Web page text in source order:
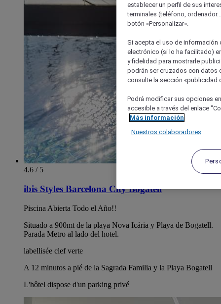
4.6 / 5
ibis Styles Barcelona City Bogatell
Piscina Abierta Todo el Año!!
Situado a 900mt de la playa Nova Icária y Playa de Bogatell.
Parada Metro al lado del hotel.
labellisée clef verte
A 12 minutos a pié de la Sagrada Familia y la Playa Bogatell
L'hôtel dispose d'un parking privé
establecer un perfil de sus
terminales (teléfono,
botón «Personalizar».
Si acepta el uso de
electrónico (si lo ha facilitado)
y fidelidad para mostrarle
podrán ser cruzados con datos
consulte la sección «publicidad
Podrá modificar sus opciones
accesible a través del enlace
Más información
Nuestros colaboradores